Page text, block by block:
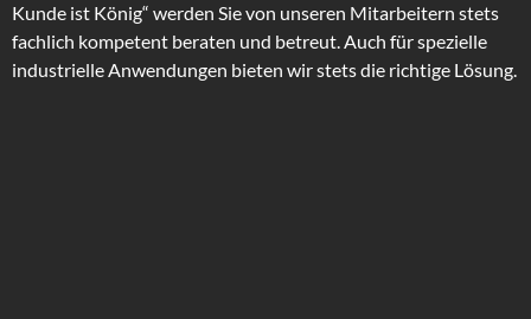
Kunde ist König“ werden Sie von unseren Mitarbeitern stets
fachlich kompetent beraten und betreut.Auch für spezielle
industrielle Anwendungen bieten wir stets die richtige Lösung.